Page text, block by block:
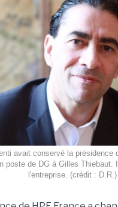
avait conservé la présidence
poste de DG à Gilles Thiebaut.
l'entreprise. (crédit : D.R.)